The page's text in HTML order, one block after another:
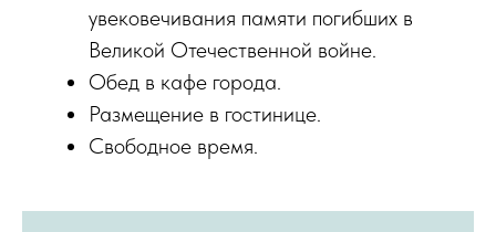
увековечивания памяти погибших в
Великой Отечественной войне.
Обед в кафе города.
Размещение в гостинице.
Свободное время.